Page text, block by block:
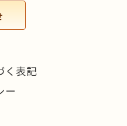
く表記
ー